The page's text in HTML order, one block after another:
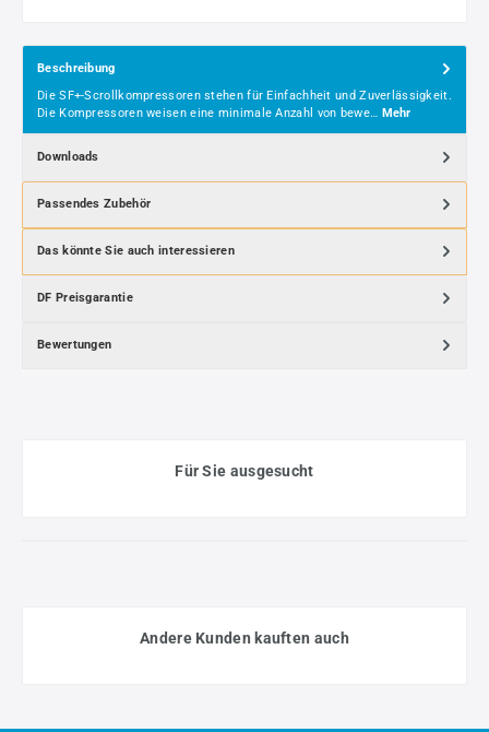
Beschreibung
Die SF+-Scrollkompressoren stehen für Einfachheit und Zuverlässigkeit.
Die Kompressoren weisen eine minimale Anzahl von bewe… Mehr
Downloads
Passendes Zubehör
Das könnte Sie auch interessieren
DF Preisgarantie
Bewertungen
Für Sie ausgesucht
Andere Kunden kauften auch